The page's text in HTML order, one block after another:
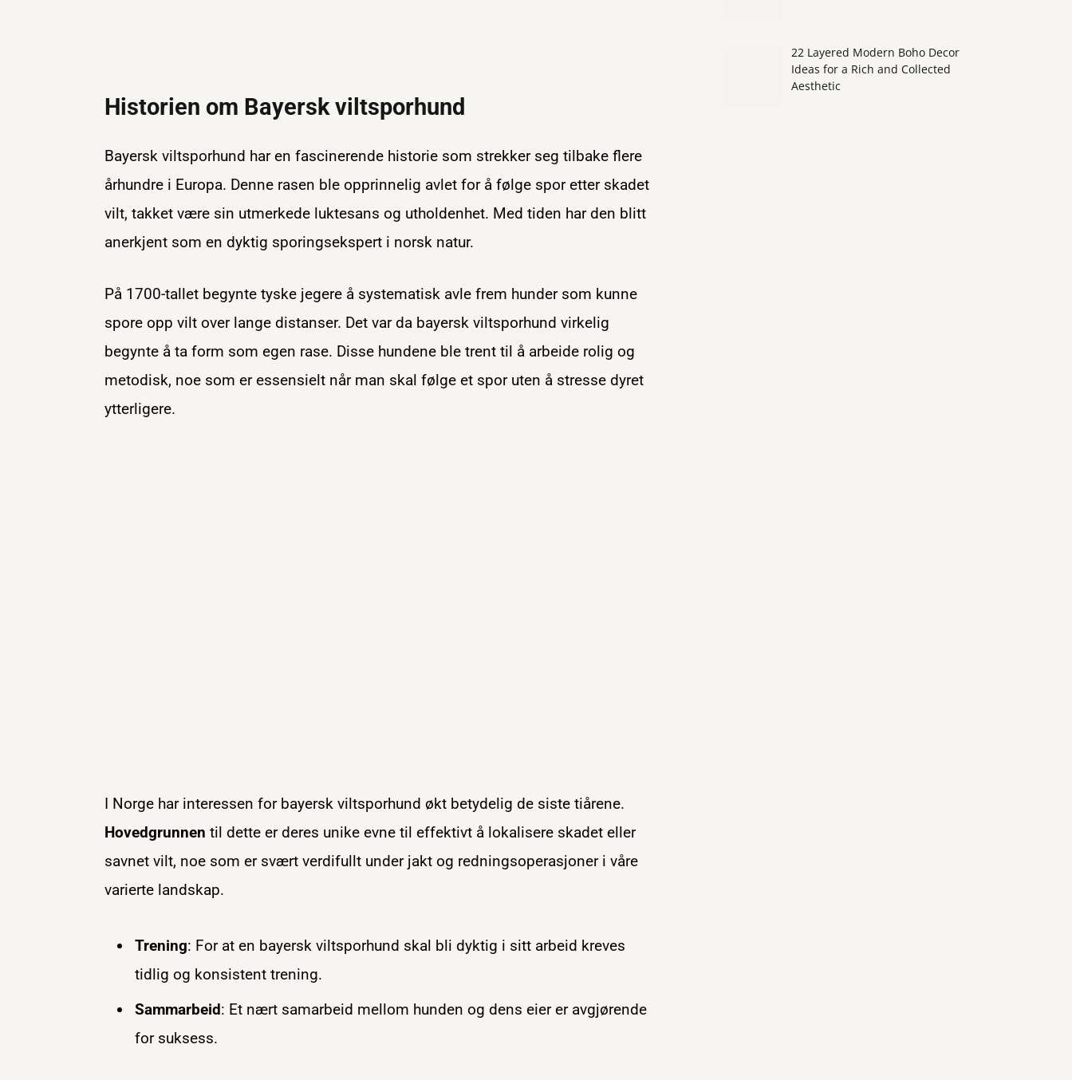
Historien om Bayersk viltsporhund
Bayersk viltsporhund har en fascinerende historie som strekker seg tilbake flere
århundre i Europa. Denne rasen ble opprinnelig avlet for å følge spor etter skadet
vilt, takket være sin utmerkede luktesans og utholdenhet. Med tiden har den blitt
anerkjent som en dyktig sporingsekspert i norsk natur.
På 1700-tallet begynte tyske jegere å systematisk avle frem hunder som kunne
spore opp vilt over lange distanser. Det var da bayersk viltsporhund virkelig
begynte å ta form som egen rase. Disse hundene ble trent til å arbeide rolig og
metodisk, noe som er essensielt når man skal følge et spor uten å stresse dyret
ytterligere.
I Norge har interessen for bayersk viltsporhund økt betydelig de siste tiårene.
Hovedgrunnen til dette er deres unike evne til effektivt å lokalisere skadet eller
savnet vilt, noe som er svært verdifullt under jakt og redningsoperasjoner i våre
varierte landskap.
Trening: For at en bayersk viltsporhund skal bli dyktig i sitt arbeid kreves
tidlig og konsistent trening.
Sammarbeid: Et nært samarbeid mellom hunden og dens eier er avgjørende
for suksess.
22 Layered Modern Boho Decor
Ideas for a Rich and Collected
Aesthetic